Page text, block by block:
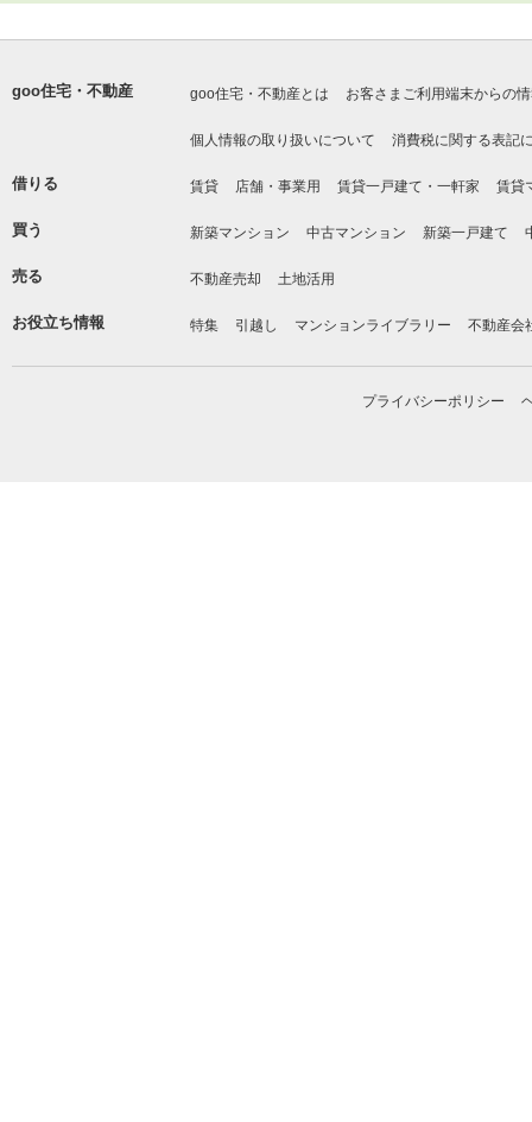
goo住宅・不動産 goo住宅・不動産とは お客さまご利用端末からの
個人情報の取り扱いについて 消費税に関する表記
借りる 賃貸 店舗・事業用 賃貸一戸建て・一軒家 賃貸
買う 新築マンション 中古マンション 新築一戸建て
売る 不動産売却 土地活用
お役立ち情報 特集 引越し マンションライブラリー 不動産会
プライバシーポリシー